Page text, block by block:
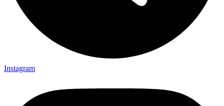
Instagram